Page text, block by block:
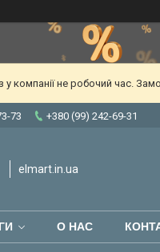
у компанії не робочий час.
73 +380 (99) 242-69-31
elmart.in.ua
О НАС